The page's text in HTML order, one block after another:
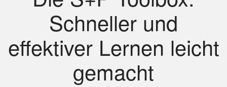
Schneller und
effektiver Lernen leicht
gemacht